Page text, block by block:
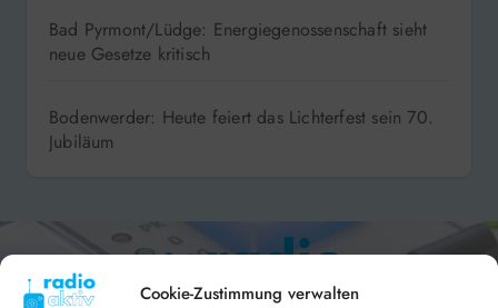
Cookie-Zustimmung verwalten
Bad Pyrmont/Lüdge: Energiegenossenschaft sieht
neue Gesetze kritisch
Bodenwerder: Heute feiert das Lichterfest sein 70.
Jubiläum